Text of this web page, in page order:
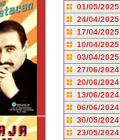
01/05/2025
24/04/2025
17/04/2025
10/04/2025
03/04/2025
27/06/2024
20/06/2024
13/06/2024
06/06/2024
30/05/2024
23/05/2024